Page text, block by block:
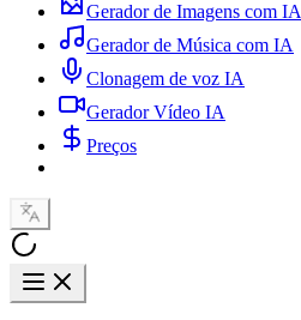
Gerador de Imagens com IA
Gerador de Música com IA
Clonagem de voz IA
Gerador Vídeo IA
Preços